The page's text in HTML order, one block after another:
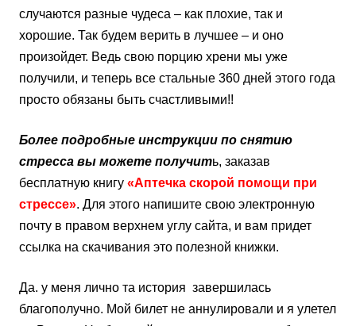
случаются разные чудеса – как плохие, так и
хорошие. Так будем верить в лучшее – и оно
произойдет. Ведь свою порцию хрени мы уже
получили, и теперь все стальные 360 дней этого года
просто обязаны быть счастливыми!!
Более подробные инструкции по снятию
стресса вы можете получить, заказав
бесплатную книгу «Аптечка скорой помощи при
стрессе». Для этого напишите свою электронную
почту в правом верхнем углу сайта, и вам придет
ссылка на скачивания это полезной книжки.
Да. у меня лично та история завершилась
благополучно. Мой билет не аннулировали и я улетел